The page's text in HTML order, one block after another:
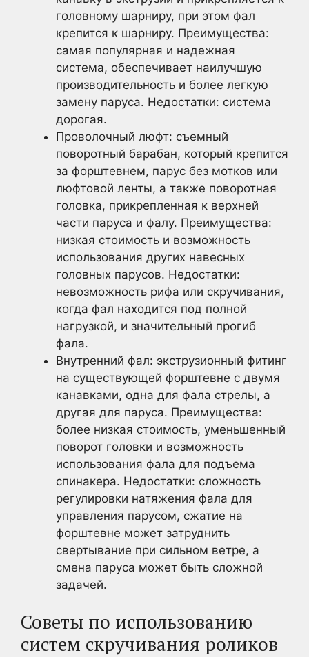
головному шарниру, при этом фал
крепится к шарниру. Преимущества:
самая популярная и надежная
система, обеспечивает наилучшую
производительность и более легкую
замену паруса. Недостатки: система
дорогая.
Проволочный люфт: съемный
поворотный барабан, который крепится
за форштевнем, парус без мотков или
люфтовой ленты, а также поворотная
головка, прикрепленная к верхней
части паруса и фалу. Преимущества:
низкая стоимость и возможность
использования других навесных
головных парусов. Недостатки:
невозможность рифа или скручивания,
когда фал находится под полной
нагрузкой, и значительный прогиб
фала.
Внутренний фал: экструзионный фитинг
на существующей форштевне с двумя
канавками, одна для фала стрелы, а
другая для паруса. Преимущества:
более низкая стоимость, уменьшенный
поворот головки и возможность
использования фала для подъема
спинакера. Недостатки: сложность
регулировки натяжения фала для
управления парусом, сжатие на
форштевне может затруднить
свертывание при сильном ветре, а
смена паруса может быть сложной
задачей.
Советы по использованию
систем скручивания роликов